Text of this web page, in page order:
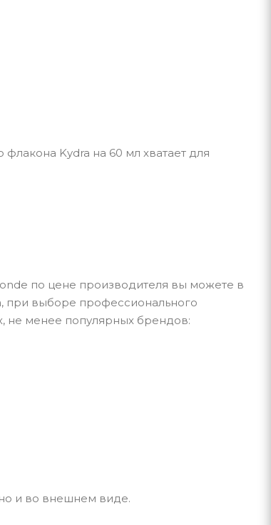
Kydra на 60 мл хватает для
по цене производителя вы можете в
при выборе профессионального
не менее популярных брендов:
и во внешнем виде.